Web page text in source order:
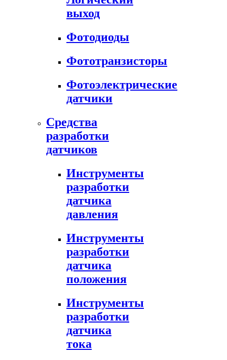
выход
Фотодиоды
Фототранзисторы
Фотоэлектрические
датчики
Средства
разработки
датчиков
Инструменты
разработки
датчика
давления
Инструменты
разработки
датчика
положения
Инструменты
разработки
датчика
тока